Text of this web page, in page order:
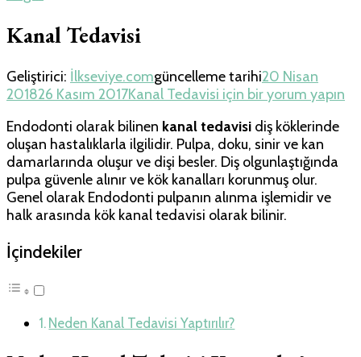
Kanal Tedavisi
Geliştirici: İlkseviye.comgüncelleme tarihi20 Nisan
201826 Kasım 2017Kanal Tedavisi için bir yorum yapın
Endodonti olarak bilinen kanal tedavisi diş köklerinde
oluşan hastalıklarla ilgilidir. Pulpa, doku, sinir ve kan
damarlarında oluşur ve dişi besler. Diş olgunlaştığında
pulpa güvenle alınır ve kök kanalları korunmuş olur.
Genel olarak Endodonti pulpanın alınma işlemidir ve
halk arasında kök kanal tedavisi olarak bilinir.
İçindekiler
Neden Kanal Tedavisi Yaptırılır?